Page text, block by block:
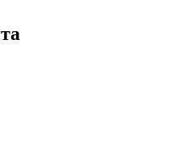
КРАЯ.